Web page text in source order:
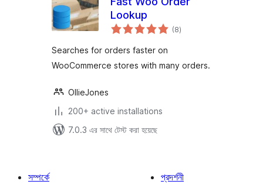
Lookup
(8total
ratings
)
Searches for orders faster on
WooCommerce stores with many orders.
OllieJones
200+ active installations
7.0.3 এর সাথে টেস্ট করা হয়েছে
সম্পর্কে
প্রদর্শনী